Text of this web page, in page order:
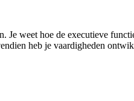
weet hoe de executieve
heb je vaardigheden